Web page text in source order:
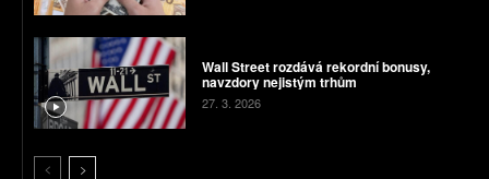
Wall Street rozdává rekordní bonusy,
navzdory nejistým trhům
27. 3. 2026